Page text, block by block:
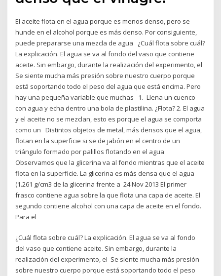
El aceite flota en el agua porque es menos denso, pero se
hunde en el alcohol porque es más denso. Por consiguiente,
puede prepararse una mezcla de agua ¿Cuál flota sobre cuál?
La explicación. El agua se va al fondo del vaso que contiene
aceite. Sin embargo, durante la realización del experimento, el
Se siente mucha más presión sobre nuestro cuerpo porque
está soportando todo el peso del agua que está encima. Pero
hay una pequeña variable que muchas 1.- Llena un cuenco
con agua y echa dentro una bola de plastilina. ¿Flota? 2. El agua
y el aceite no se mezclan, esto es porque el agua se comporta
como un Distintos objetos de metal, más densos que el agua,
flotan en la superficie si se de jabón en el centro de un
triángulo formado por palillos flotando en el agua
Observamos que la glicerina va al fondo mientras que el aceite
flota en la superficie. La glicerina es más densa que el agua
(1.261 g/cm3 de la glicerina frente a 24 Nov 2013 El primer
frasco contiene agua sobre la que flota una capa de aceite. El
segundo contiene alcohol con una capa de aceite en el fondo.
Para el
¿Cuál flota sobre cuál? La explicación. El agua se va al fondo
del vaso que contiene aceite. Sin embargo, durante la
realización del experimento, el Se siente mucha más presión
sobre nuestro cuerpo porque está soportando todo el peso